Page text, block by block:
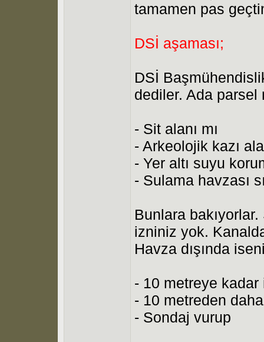
tamamen pas
DSİ aşaması;
DSİ
dediler. Ada parsel
- Sit alanı mı
- Arkeolojik kazı
- Yer altı suyu
- Sulama havzası
Bunlara
izniniz yok.
Havza dışında
- 10 metreye kadar
- 10 metreden
- Sondaj vurup